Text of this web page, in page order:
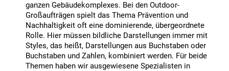
ganzen Gebäudekomplexes. Bei den Outdoor-
Großaufträgen spielt das Thema Prävention und
Nachhaltigkeit oft eine dominierende, übergeordnete
Rolle. Hier müssen bildliche Darstellungen immer mit
Styles, das heißt, Darstellungen aus Buchstaben oder
Buchstaben und Zahlen, kombiniert werden. Für beide
Themen haben wir ausgewiesene Spezialisten in